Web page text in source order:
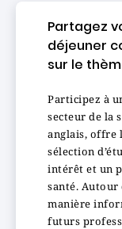
Partagez
déjeuner
sur le
Participez à
secteur de la
anglais, offre
sélection
intérêt et un
santé. Autour
manière
futurs